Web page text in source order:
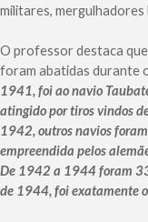
militares,
O professor destaca
foram abatidas durante
1941, foi ao navio
atingido por tiros vindos
1942, outros navios
empreendida pelos
De 1942 a 1944 foram
de 1944, foi exatamente